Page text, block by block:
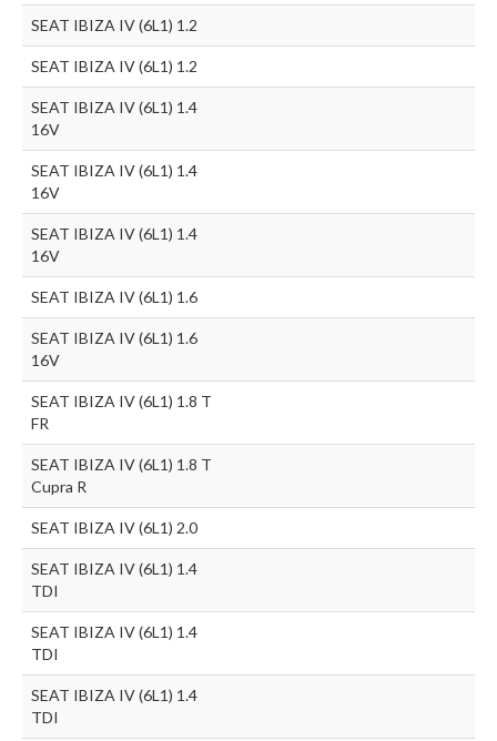
SEAT IBIZA IV (6L1) 1.2
SEAT IBIZA IV (6L1) 1.2
SEAT IBIZA IV (6L1) 1.4
16V
SEAT IBIZA IV (6L1) 1.4
16V
SEAT IBIZA IV (6L1) 1.4
16V
SEAT IBIZA IV (6L1) 1.6
SEAT IBIZA IV (6L1) 1.6
16V
SEAT IBIZA IV (6L1) 1.8 T
FR
SEAT IBIZA IV (6L1) 1.8 T
Cupra R
SEAT IBIZA IV (6L1) 2.0
SEAT IBIZA IV (6L1) 1.4
TDI
SEAT IBIZA IV (6L1) 1.4
TDI
SEAT IBIZA IV (6L1) 1.4
TDI